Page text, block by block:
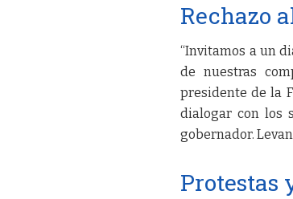
Rechazo
“Invitamos a un
de nuestras
presidente de la
dialogar con los
gobernador.
Protestas